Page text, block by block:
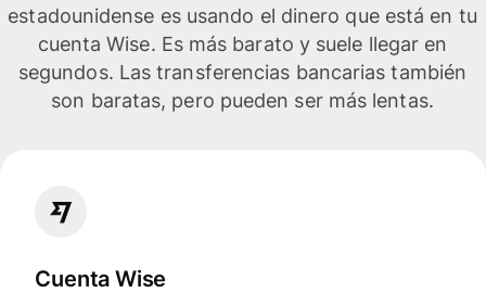
estadounidense es usando el dinero que está en tu
cuenta Wise. Es más barato y suele llegar en
segundos. Las transferencias bancarias también
son baratas, pero pueden ser más lentas.
Cuenta Wise